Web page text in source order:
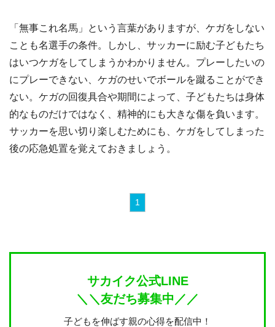
「無事これ名馬」という言葉がありますが、ケガをしない
ことも名選手の条件。しかし、サッカーに励む子どもたち
はいつケガをしてしまうかわかりません。プレーしたいの
にプレーできない、ケガのせいでボールを蹴ることができ
ない。ケガの回復具合や期間によって、子どもたちは身体
的なものだけではなく、精神的にも大きな傷を負います。
サッカーを思い切り楽しむためにも、ケガをしてしまった
後の応急処置を覚えておきましょう。
1
サカイク公式LINE
＼＼友だち募集中／／
子どもを伸ばす親の心得を配信中！